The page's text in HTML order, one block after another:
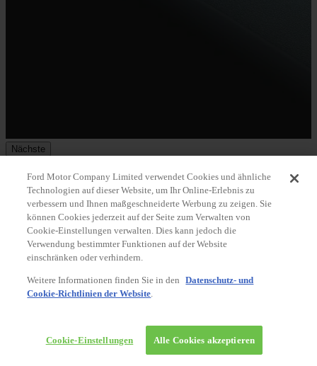
Nächste
Nächste
Ford Puma Gummifußmatten in Wannenform mit hochstehenden
Kanten, vorne 2812612
Artikelnr.: 2812612
43,55€
67,00€
35% RABATT*
Auf Lager
In den Warenkorb
Ford Motor Company Limited verwendet Cookies und ähnliche
Technologien auf dieser Website, um Ihr Online-Erlebnis zu
verbessern und Ihnen maßgeschneiderte Werbung zu zeigen. Sie
können Cookies jederzeit auf der Seite zum Verwalten von
Cookie-Einstellungen verwalten. Dies kann jedoch die
Verwendung bestimmter Funktionen auf der Website
einschränken oder verhindern.
Weitere Informationen finden Sie in den
Datenschutz- und
Cookie-Richtlinien der Website.
Cookie-Einstellungen Alle Cookies akzeptieren